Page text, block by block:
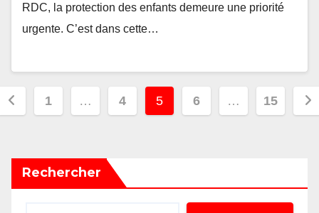
RDC, la protection des enfants demeure une priorité
urgente. C’est dans cette…
1 … 4 5 6 … 15
Rechercher